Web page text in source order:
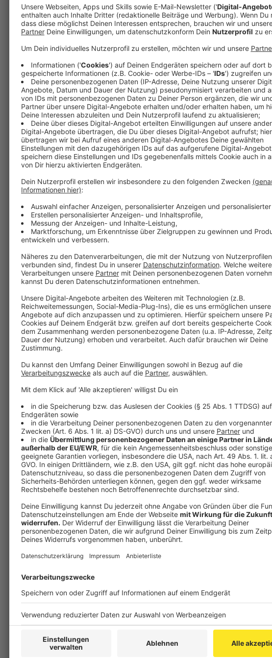
Anzeige
Vor 20 Jahren zum ersten Mal auf der Bühne - und
mehr wegzudenken! Laut - lässig -
einem Sound, der Nashville nach Deutschland holt,
Genre geschaffen. Wir haben Alec aka Boss Burns
er dabei ihre neue Single "I'll Be Back".
Anzeige
Anzeige
Robert Janz
Alec von The BossHoss über die neue Single
Die Single der BossHoss: "I'll Be Back"
Anzeige
Wir benötigen Ihre
den YouTube
laden!
Wir verwenden einen
Drittanbieters, um
einzubetten. Dieser
Ihren Aktivitäten
die Details durch und
Nutzung des Service zu,
Mehr
Die neue Single von The BossHoss "I'll Be Back" -
Anzeige
Klimaschutz spielt eine wichtige Rolle -
Anzeige
Zum Interview mit The BossHoss gibt es ein
niemand Geringerem als Arnold Schwarzenegger